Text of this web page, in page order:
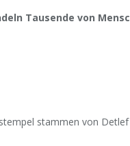
Tausende von
stammen von